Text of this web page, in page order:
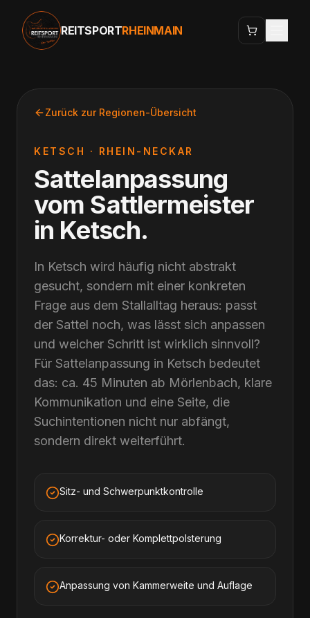
REITSPORTRHEINMAIN
Zurück zur Regionen-Übersicht
KETSCH · RHEIN-NECKAR
Sattelanpassung
vom Sattlermeister
in Ketsch.
In Ketsch wird häufig nicht abstrakt
gesucht, sondern mit einer konkreten
Frage aus dem Stallalltag heraus: passt
der Sattel noch, was lässt sich anpassen
und welcher Schritt ist wirklich sinnvoll?
Für Sattelanpassung in Ketsch bedeutet
das: ca. 45 Minuten ab Mörlenbach, klare
Kommunikation und eine Seite, die
Suchintentionen nicht nur abfängt,
sondern direkt weiterführt.
Sitz- und Schwerpunktkontrolle
Korrektur- oder Komplettpolsterung
Anpassung von Kammerweite und Auflage